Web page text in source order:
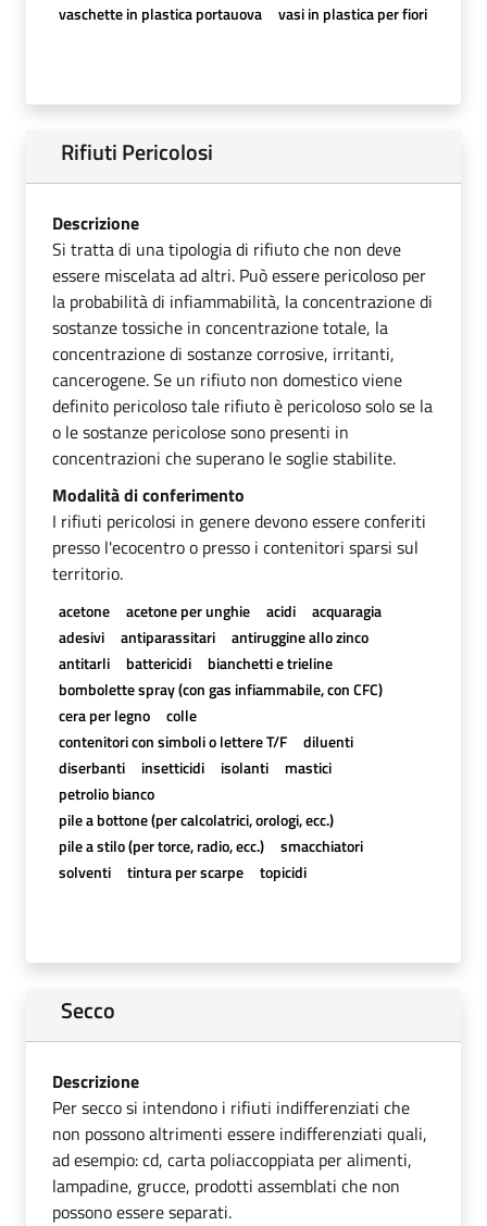
vaschette in plastica portauova
vasi in plastica per fiori
Rifiuti Pericolosi
Descrizione
Si tratta di una tipologia di rifiuto che non deve
essere miscelata ad altri. Può essere pericoloso per
la probabilità di infiammabilità, la concentrazione di
sostanze tossiche in concentrazione totale, la
concentrazione di sostanze corrosive, irritanti,
cancerogene. Se un rifiuto non domestico viene
definito pericoloso tale rifiuto è pericoloso solo se la
o le sostanze pericolose sono presenti in
concentrazioni che superano le soglie stabilite.
Modalità di conferimento
I rifiuti pericolosi in genere devono essere conferiti
presso l'ecocentro o presso i contenitori sparsi sul
territorio.
acetone acetone per unghie acidi
acquaragia
adesivi
antiparassitari
antiruggine allo zinco
antitarli
battericidi
bianchetti e trieline
bombolette spray (con gas infiammabile, con CFC)
cera per legno
colle
contenitori con simboli o lettere T/F
diluenti
diserbanti
insetticidi isolanti
mastici
petrolio bianco
pile a bottone (per calcolatrici, orologi, ecc.)
pile a stilo (per torce, radio, ecc.)
smacchiatori
solventi
tintura per scarpe topicidi
Secco
Descrizione
Per secco si intendono i rifiuti indifferenziati che
non possono altrimenti essere indifferenziati quali,
ad esempio: cd, carta poliaccoppiata per alimenti,
lampadine, grucce, prodotti assemblati che non
possono essere separati.